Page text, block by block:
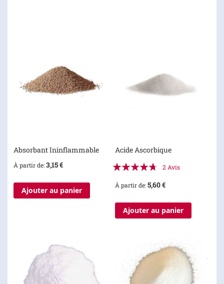
Absorbant Ininflammable
À partir de 3,15 €
Ajouter au panier
Acide Ascorbique
Évaluation:
2 Avis
À partir de 5,60 €
Ajouter au panier